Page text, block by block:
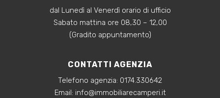
dal Lunedì al Venerdì orario di ufficio
Sabato mattina ore 08,30 – 12,00
(Gradito appuntamento)
CONTATTI AGENZIA
Telefono agenzia: 0174.330642
‍Email: info@immobiliarecamperi.it